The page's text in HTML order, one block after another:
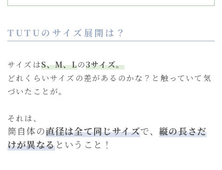
TUTUのサイズ展開は？
サイズはS、M、Lの3サイズ。
どれくらいサイズの差があるのかな？と触っていて気
づいたことが。
それは、
筒自体の直径は全て同じサイズで、縦の長さだ
けが異なるということ！